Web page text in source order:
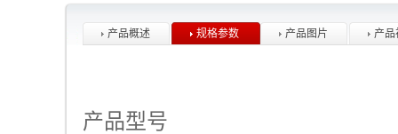
产品概述 规格参数 产品图片 产品
产品型号